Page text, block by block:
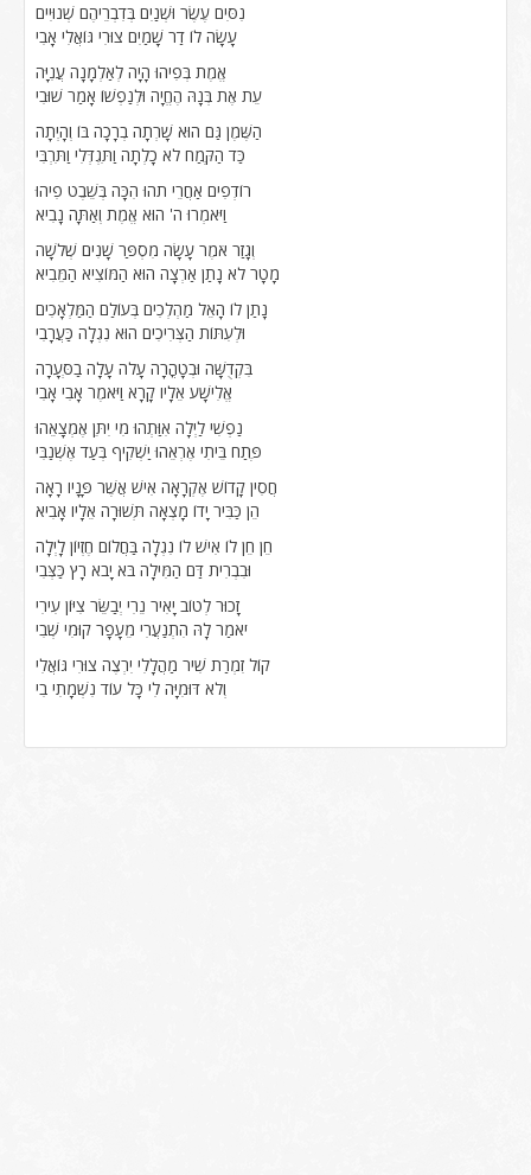
נִסִּים עֶשֶׂר וּשְׁנַיִם בְּדִבְרֵיהֶם שְׁנוּיִים
עָשָׂה לוֹ דַר שָׁמַיִם צוּרִי גּוֹאֲלִי אָבִי
אֱמֶת בְּפִיהוּ הָיָה לְאַלְמָנָה עֲנִיָּה
עֵת אֶת בְּנָהּ הֶחֱיָה וּלְנַפְשׁוֹ אָמַר שׁוּבִי
הַשֶּׁמֶן גַּם הוּא שָׁרְתָה בְרָכָה בּוֹ וְהָיְתָה
כַּד הַקֶּמַח לֹא כָלְתָה וַתִּגְדְּלִי וַתִּרְבִּי
רוֹדְפִים אַחֲרֵי תֹהוּ הִכָּה בְּשֵׁבֶט פִיהוּ
וַיֹּאמְרוּ ה' הוּא אֱמֶת וְאַתָּה נָבִיא
וְגָזַר אֹמֶר עָשָׂה מִסְפַּר שָׁנִים שְׁלֹשָׁה
מָטָר לֹא נָתַן אַרְצָה הוּא הַמּוֹצִיא הַמֵּבִיא
נָתַן לוֹ הָאֵל מַהְלְכִים בְּעוֹלַם הַמַּלְאָכִים
וּלְעִתּוֹת הַצְּרִיכִים הוּא נִגְלָה כַּעֲרָבִי
בִּקְדֻשָּׁה וּבְטָהֳרָה עָלֹה עָלָה בַסְּעָרָה
אֱלִישָׁע אֵלָיו קָרָא וַיֹּאמֶר אָבִי אָבִי
נַפְשִׁי לַיְלָה אִוַּתְהוּ מִי יִתֵּן אֶמְצָאֵהוּ
פֶּתַח בֵּיתִי אֶרְאֵהוּ יַשְׁקִיף בְּעַד אֶשְׁנַבִּי
חֲסִין קָדוֹשׁ אֶקְרָאָה אִישׁ אֲשֶׁר פָּנָיו רָאָה
הֵן כַּבִּיר יָדוֹ מָצְאָה תְּשׁוּרָה אֵלָיו אָבִיא
חֵן חֵן לוֹ אִישׁ לוֹ נִגְלָה בַּחֲלוֹם חֶזְיוֹן לָיְלָה
וּבִבְרִית דַּם הַמִּילָה בֹּא יָבֹא רָץ כַּצְּבִי
זָכוּר לְטוֹב יָאִיר נֵרִי יְבַשֵּׂר צִיּוֹן עִירִי
יֹאמַר לָהּ הִתְנַעֲרִי מֵעָפָר קוּמִי שְׁבִי
קוֹל זִמְרַת שִׁיר מַהֲלָלִי יִרְצֶה צוּרִי גּוֹאֲלִי
וְלֹא דּוּמִיָּה לִי כָּל עוֹד נִשְׁמָתִי בִי